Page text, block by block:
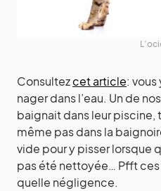
Consultezcet article: vous
nager dans l’eau. Un de
baignait dans leur piscine,
même pas dans la
vide pour y pisser lorsque
pas été nettoyée… Pfft
quelle négligence.